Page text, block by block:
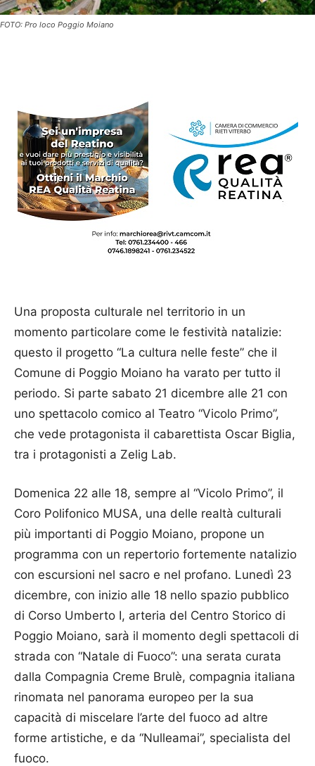
FOTO: Pro loco Poggio Moiano
Una proposta culturale nel territorio in un
momento particolare come le festività natalizie:
questo il progetto “La cultura nelle feste” che il
Comune di Poggio Moiano ha varato per tutto il
periodo. Si parte sabato 21 dicembre alle 21 con
uno spettacolo comico al Teatro “Vicolo Primo”,
che vede protagonista il cabarettista Oscar Biglia,
tra i protagonisti a Zelig Lab.
Domenica 22 alle 18, sempre al “Vicolo Primo”, il
Coro Polifonico MUSA, una delle realtà culturali
più importanti di Poggio Moiano, propone un
programma con un repertorio fortemente natalizio
con escursioni nel sacro e nel profano. Lunedì 23
dicembre, con inizio alle 18 nello spazio pubblico
di Corso Umberto I, arteria del Centro Storico di
Poggio Moiano, sarà il momento degli spettacoli di
strada con “Natale di Fuoco”: una serata curata
dalla Compagnia Creme Brulè, compagnia italiana
rinomata nel panorama europeo per la sua
capacità di miscelare l’arte del fuoco ad altre
forme artistiche, e da “Nulleamai”, specialista del
fuoco.